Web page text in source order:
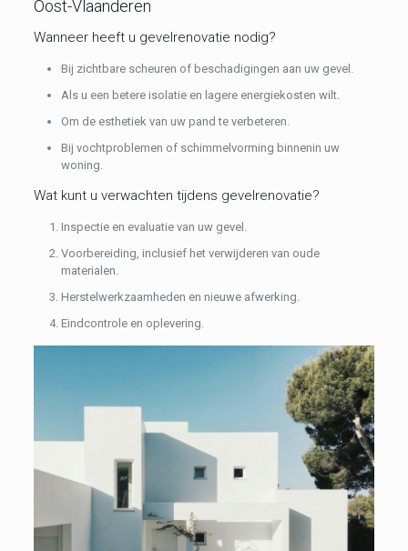
Oost-Vlaanderen
Wanneer heeft u gevelrenovatie nodig?
Bij zichtbare scheuren of beschadigingen aan uw gevel.
Als u een betere isolatie en lagere energiekosten wilt.
Om de esthetiek van uw pand te verbeteren.
Bij vochtproblemen of schimmelvorming binnenin uw
woning.
Wat kunt u verwachten tijdens gevelrenovatie?
Inspectie en evaluatie van uw gevel.
Voorbereiding, inclusief het verwijderen van oude
materialen.
Herstelwerkzaamheden en nieuwe afwerking.
Eindcontrole en oplevering.